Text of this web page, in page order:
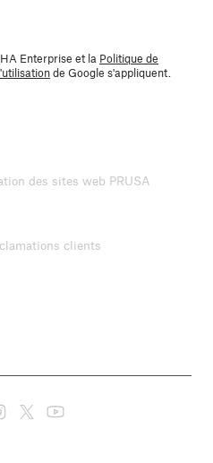
Enterprise et la Politique de
de Google s'appliquent.
des sites web PRUSA
clients